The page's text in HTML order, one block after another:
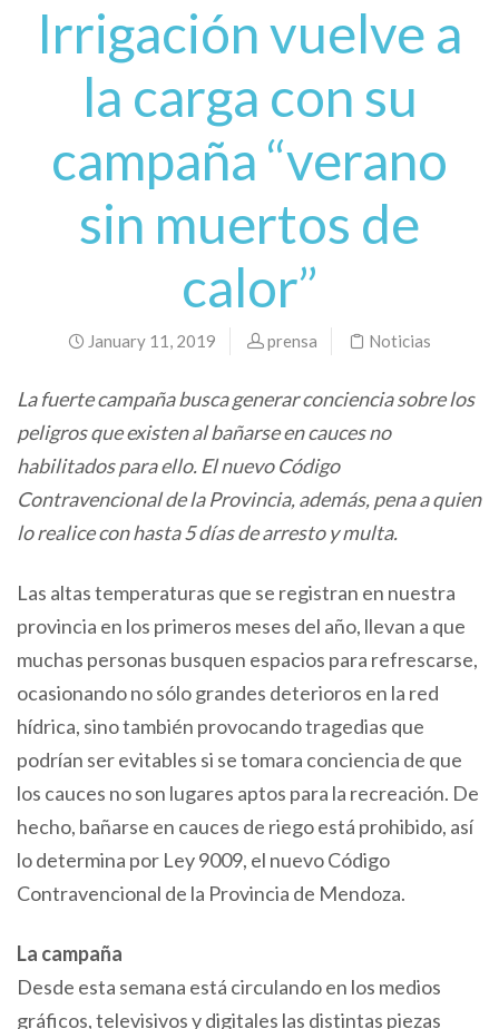
Irrigación vuelve a
la carga con su
campaña “verano
sin muertos de
calor”
January 11, 2019 prensa Noticias
La fuerte campaña busca generar conciencia sobre los
peligros que existen al bañarse en cauces no
habilitados para ello. El nuevo Código
Contravencional de la Provincia, además, pena a quien
lo realice con hasta 5 días de arresto y multa.
Las altas temperaturas que se registran en nuestra
provincia en los primeros meses del año, llevan a que
muchas personas busquen espacios para refrescarse,
ocasionando no sólo grandes deterioros en la red
hídrica, sino también provocando tragedias que
podrían ser evitables si se tomara conciencia de que
los cauces no son lugares aptos para la recreación. De
hecho, bañarse en cauces de riego está prohibido, así
lo determina por Ley 9009, el nuevo Código
Contravencional de la Provincia de Mendoza.
La campaña
Desde esta semana está circulando en los medios
gráficos, televisivos y digitales las distintas piezas